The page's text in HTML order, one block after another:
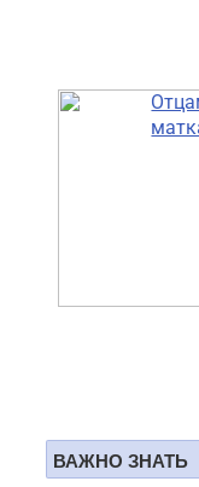
ВАЖНО ЗНАТЬ